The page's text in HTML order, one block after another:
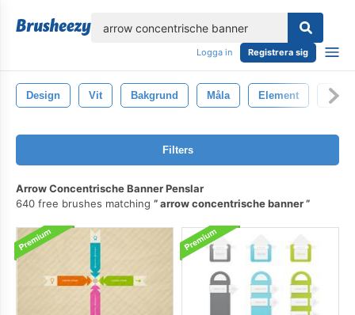
Logga in Registrera sig
Design Vit Bakgrund Måla Element Tapet
Filters
Arrow Concentrische Banner Penslar
640 free brushes matching
arrow concentrische banner